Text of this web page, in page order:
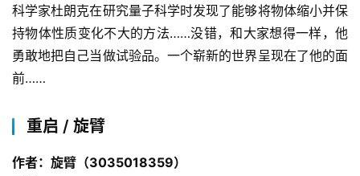
科学家杜朗克在研究量子科学时发现了能够将物体缩小并保
持物体性质变化不大的方法……没错，和大家想得一样，他
勇敢地把自己当做试验品。一个崭新的世界呈现在了他的面
前……
重启 / 旋臂
作者：旋臂（3035018359）